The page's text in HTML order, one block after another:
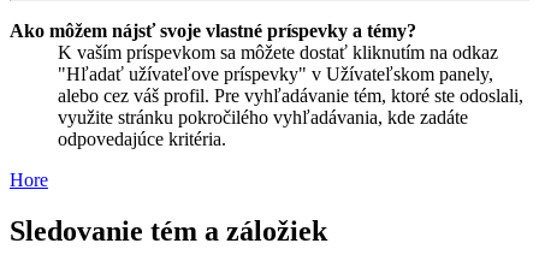
Ako môžem nájsť svoje vlastné príspevky a témy?
K vaším príspevkom sa môžete dostať kliknutím na odkaz
"Hľadať užívateľove príspevky" v Užívateľskom panely,
alebo cez váš profil. Pre vyhľadávanie tém, ktoré ste odoslali,
využite stránku pokročilého vyhľadávania, kde zadáte
odpovedajúce kritéria.
Hore
Sledovanie tém a záložiek